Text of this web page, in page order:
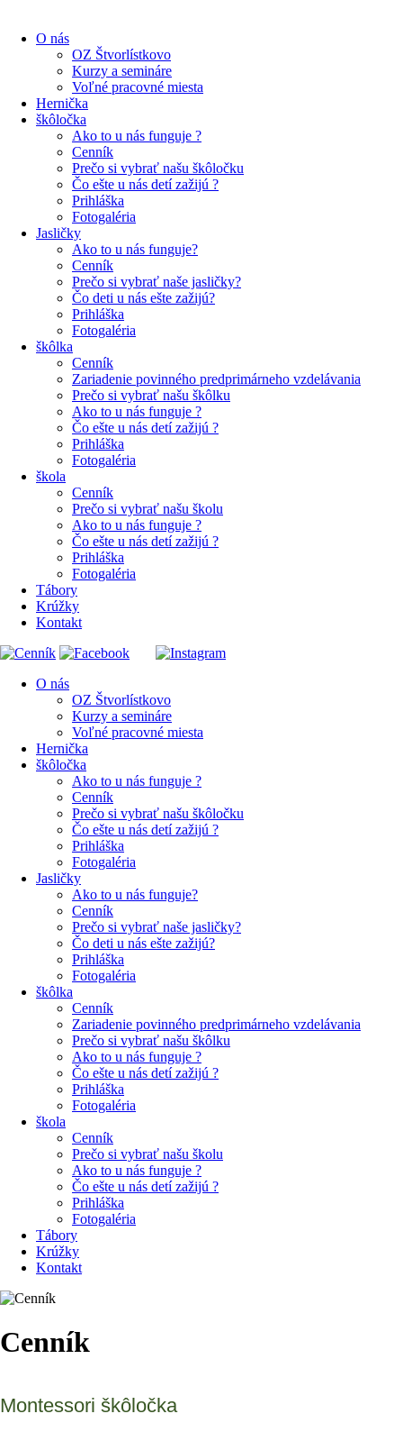
O nás
OZ Štvorlístkovo
Kurzy a semináre
Voľné pracovné miesta
Hernička
škôločka
Ako to u nás funguje ?
Cenník
Prečo si vybrať našu škôločku
Čo ešte u nás detí zažijú ?
Prihláška
Fotogaléria
Jasličky
Ako to u nás funguje?
Cenník
Prečo si vybrať naše jasličky?
Čo deti u nás ešte zažijú?
Prihláška
Fotogaléria
škôlka
Cenník
Zariadenie povinného predprimárneho vzdelávania
Prečo si vybrať našu škôlku
Ako to u nás funguje ?
Čo ešte u nás detí zažijú ?
Prihláška
Fotogaléria
škola
Cenník
Prečo si vybrať našu školu
Ako to u nás funguje ?
Čo ešte u nás detí zažijú ?
Prihláška
Fotogaléria
Tábory
Krúžky
Kontakt
O nás
OZ Štvorlístkovo
Kurzy a semináre
Voľné pracovné miesta
Hernička
škôločka
Ako to u nás funguje ?
Cenník
Prečo si vybrať našu škôločku
Čo ešte u nás detí zažijú ?
Prihláška
Fotogaléria
Jasličky
Ako to u nás funguje?
Cenník
Prečo si vybrať naše jasličky?
Čo deti u nás ešte zažijú?
Prihláška
Fotogaléria
škôlka
Cenník
Zariadenie povinného predprimárneho vzdelávania
Prečo si vybrať našu škôlku
Ako to u nás funguje ?
Čo ešte u nás detí zažijú ?
Prihláška
Fotogaléria
škola
Cenník
Prečo si vybrať našu školu
Ako to u nás funguje ?
Čo ešte u nás detí zažijú ?
Prihláška
Fotogaléria
Tábory
Krúžky
Kontakt
Cenník
Montessori škôločka